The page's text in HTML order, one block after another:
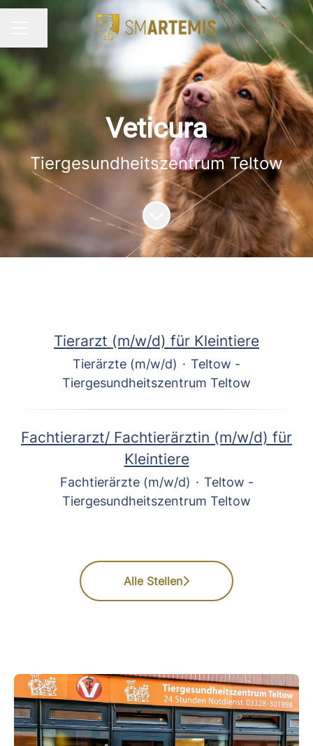
KARRIEREMENÜ
Seite teilen
Veticura
Tiergesundheitszentrum Teltow
Zum Inhalt scrollen
Tierarzt (m/w/d) für Kleintiere
Tierärzte (m/w/d) · Teltow -
Tiergesundheitszentrum Teltow
Fachtierarzt/ Fachtierärztin (m/w/d) für
Kleintiere
Fachtierärzte (m/w/d) · Teltow -
Tiergesundheitszentrum Teltow
Alle Stellen